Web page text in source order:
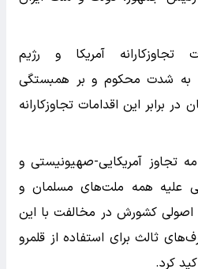
تجاوزکارانه آمریکا و رژیم
به شدت محکوم و بر همبستگی
در برابر این اقدامات تجاوزکارانه
تجاوز آمریکایی-صهیونیستی و
علیه همه ملت‌های مسلمان و
کشورش در مخالفت با این
ثالث برای استفاده از قلمرو
کرد.